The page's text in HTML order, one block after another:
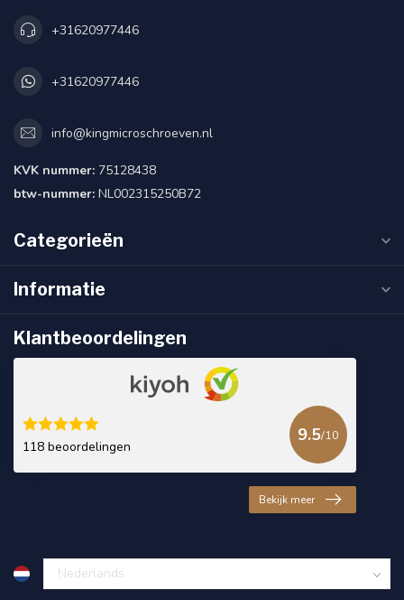
+31620977446
+31620977446
info@kingmicroschroeven.nl
KVK nummer: 75128438
btw-nummer: NL002315250B72
Categorieën
Informatie
Klantbeoordelingen
118 beoordelingen
9.5/10
Bekijk meer